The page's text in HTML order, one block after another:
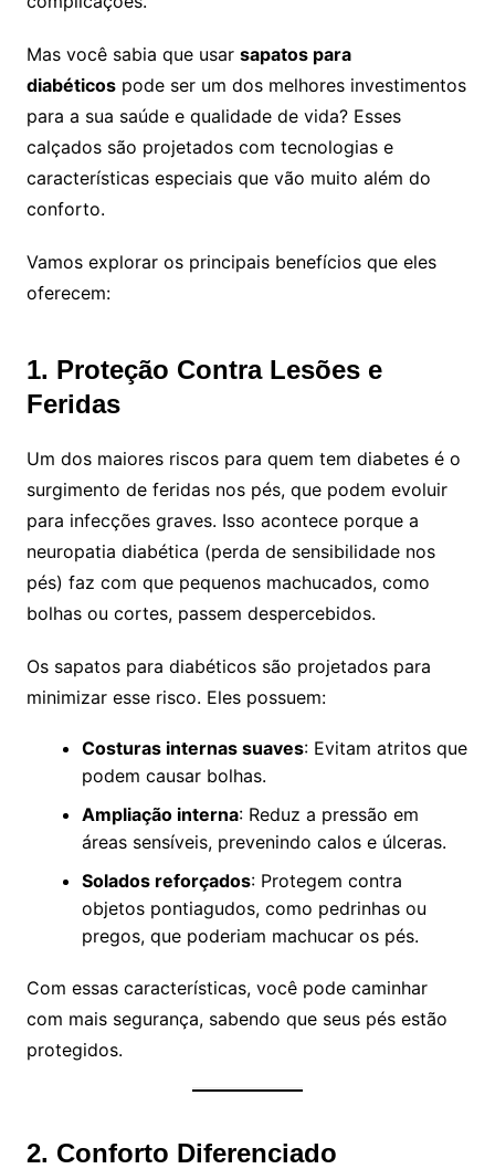
Mas você sabia que usar sapatos para
diabéticospode ser um dos melhores investimentos
para a sua saúde e qualidade de vida? Esses
calçados são projetados com tecnologias e
características especiais que vão muito além do
conforto.
Vamos explorar os principais benefícios que eles
oferecem:
1. Proteção Contra Lesões e
Feridas
Um dos maiores riscos para quem tem diabetes é o
surgimento de feridas nos pés, que podem evoluir
para infecções graves. Isso acontece porque a
neuropatia diabética (perda de sensibilidade nos
pés) faz com que pequenos machucados, como
bolhas ou cortes, passem despercebidos.
Os sapatos para diabéticos são projetados para
minimizar esse risco. Eles possuem:
Costuras internas suaves: Evitam atritos que
podem causar bolhas.
Ampliação interna: Reduz a pressão em
áreas sensíveis, prevenindo calos e úlceras.
Solados reforçados: Protegem contra
objetos pontiagudos, como pedrinhas ou
pregos, que poderiam machucar os pés.
Com essas características, você pode caminhar
com mais segurança, sabendo que seus pés estão
protegidos.
2. Conforto Diferenciado